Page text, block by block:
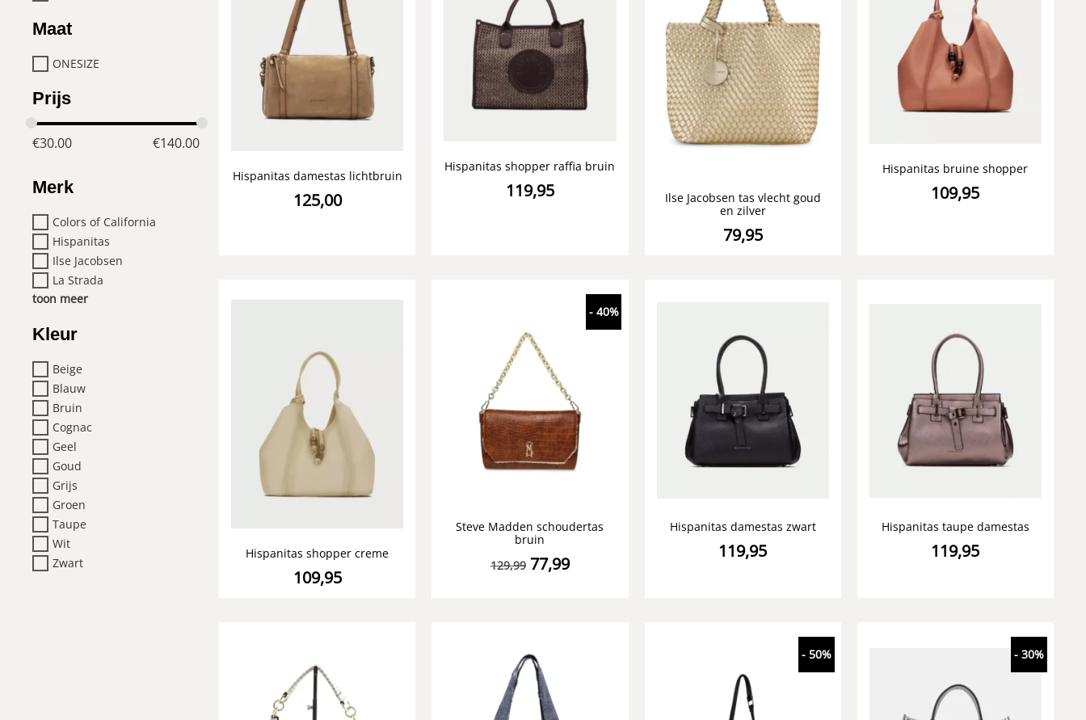
Maat
ONESIZE
Prijs
€30.00 €140.00
Merk
Colors of California
Hispanitas
Ilse Jacobsen
La Strada
toon meer
Kleur
Beige
Blauw
Bruin
Cognac
Geel
Goud
Grijs
Groen
Taupe
Wit
Zwart
Hispanitas damestas lichtbruin
125,00
Hispanitas shopper raffia bruin
119,95
Ilse Jacobsen tas vlecht goud
en zilver
79,95
Hispanitas bruine shopper
109,95
Hispanitas shopper creme
109,95
- 40%
Steve Madden schoudertas
bruin
129,99 77,99
Hispanitas damestas zwart
119,95
Hispanitas taupe damestas
119,95
- 50% - 30%